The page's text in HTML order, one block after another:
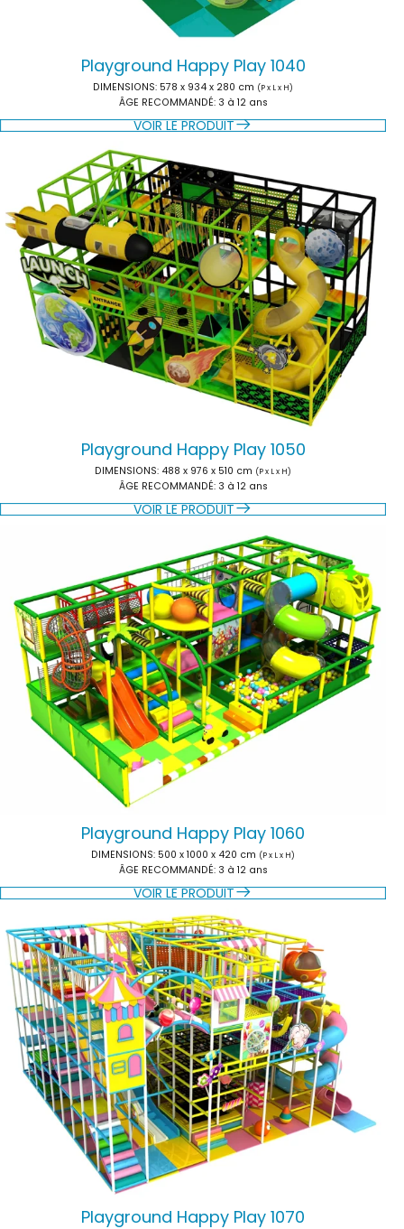
Playground Happy Play 1040
DIMENSIONS: 578 x 934 x 280 cm (P x L x H)
ÂGE RECOMMANDÉ: 3 à 12 ans
VOIR LE PRODUIT
Playground Happy Play 1050
DIMENSIONS: 488 x 976 x 510 cm (P x L x H)
ÂGE RECOMMANDÉ: 3 à 12 ans
VOIR LE PRODUIT
Playground Happy Play 1060
DIMENSIONS: 500 x 1000 x 420 cm (P x L x H)
ÂGE RECOMMANDÉ: 3 à 12 ans
VOIR LE PRODUIT
Playground Happy Play 1070